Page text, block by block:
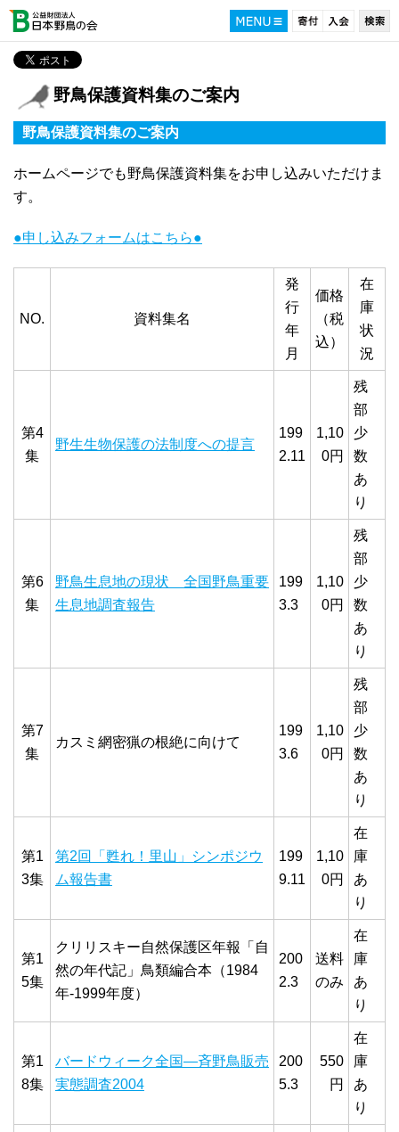
野鳥保護資料集のご案内
野鳥保護資料集のご案内
ホームページでも野鳥保護資料集をお申し込みいただけま
す。
●申し込みフォームはこちら●
NO. 資料集名
発
行
年
月
価格
（税
込）
在
庫
状
況
第4
集
野生生物保護の法制度への提言
199
2.11
1,10
0円
残
部
少
数
あ
り
第6
集
野鳥生息地の現状 全国野鳥重要
生息地調査報告
199
3.3
1,10
0円
残
部
少
数
あ
り
第7
集
カスミ網密猟の根絶に向けて
199
3.6
1,10
0円
残
部
少
数
あ
り
第1
3集
第2回「甦れ！里山」シンポジウ
ム報告書
199
9.11
1,10
0円
在
庫
あ
り
第1
5集
クリリスキー自然保護区年報「自
然の年代記」鳥類編合本（1984
年-1999年度）
200
2.3
送料
のみ
在
庫
あ
り
第1
8集
バードウィーク全国―斉野鳥販売
実態調査2004
200
5.3
550
円
在
庫
あ
り